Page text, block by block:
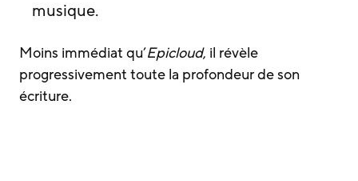
musique.
Moins immédiat qu’Epicloud, il révèle
progressivement toute la profondeur de son
écriture.